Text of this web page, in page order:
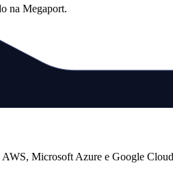
na Megaport.
Microsoft Azure e Google